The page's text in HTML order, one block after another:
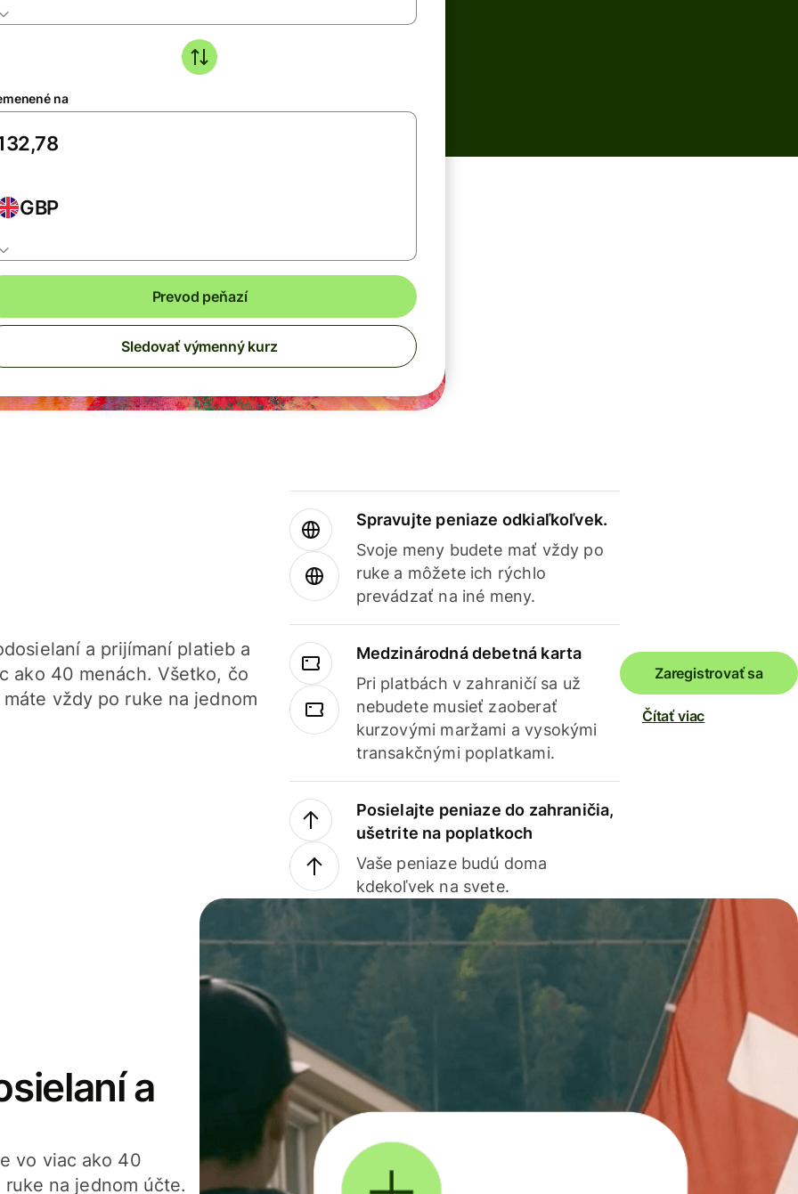
na
GBP
Prevod peňazí
Sledovať výmenný kurz
a prijímaní platieb a
ako 40 menách. Všetko, čo
vždy po ruke na jednom
Spravujte peniaze odkiaľkoľvek.
Svoje meny budete mať vždy po
ruke a môžete ich rýchlo
prevádzať na iné meny.
Medzinárodná debetná karta
Pri platbách v zahraničí sa už
nebudete musieť zaoberať
kurzovými maržami a vysokými
transakčnými poplatkami.
Posielajte peniaze do zahraničia,
ušetrite na poplatkoch
Vaše peniaze budú doma
kdekoľvek na svete.
Zaregistrovať sa
Čítať viac
a
vo viac ako 40
na jednom účte.